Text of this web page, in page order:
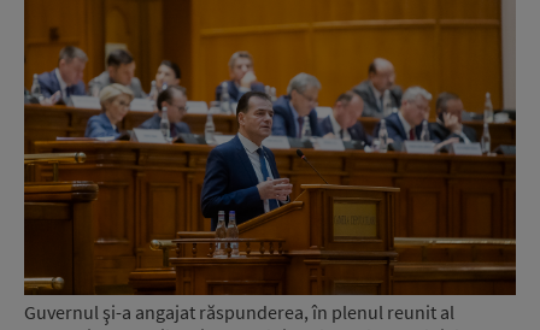
Guvernul şi-a angajat răspunderea, în plenul reunit al